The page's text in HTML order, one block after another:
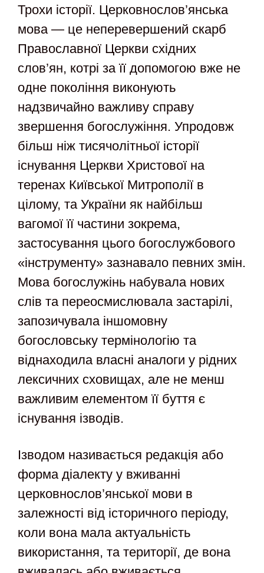
Трохи історії. Церковнослов’янська
мова — це неперевершений скарб
Православної Церкви східних
слов’ян, котрі за її допомогою вже не
одне покоління виконують
надзвичайно важливу справу
звершення богослужіння. Упродовж
більш ніж тисячолітньої історії
існування Церкви Христової на
теренах Київської Митрополії в
цілому, та України як найбільш
вагомої її частини зокрема,
застосування цього богослужбового
«інструменту» зазнавало певних змін.
Мова богослужінь набувала нових
слів та переосмислювала застарілі,
запозичувала іншомовну
богословську термінологію та
віднаходила власні аналоги у рідних
лексичних сховищах, але не менш
важливим елементом її буття є
існування ізводів.
Ізводом називається редакція або
форма діалекту у вживанні
церковнослов’янської мови в
залежності від історичного періоду,
коли вона мала актуальність
використання, та території, де вона